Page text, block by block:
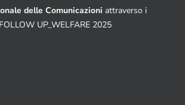
delle Comunicazioni attraverso i
UP_WELFARE 2025